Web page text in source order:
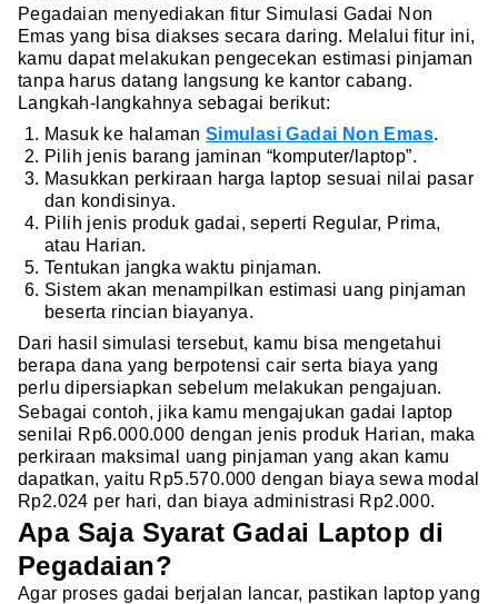
Pegadaian menyediakan fitur Simulasi Gadai Non
Emas yang bisa diakses secara daring. Melalui fitur ini,
kamu dapat melakukan pengecekan estimasi pinjaman
tanpa harus datang langsung ke kantor cabang.
Langkah-langkahnya sebagai berikut:
Masuk ke halaman Simulasi Gadai Non Emas.
Pilih jenis barang jaminan “komputer/laptop”.
Masukkan perkiraan harga laptop sesuai nilai pasar
dan kondisinya.
Pilih jenis produk gadai, seperti Regular, Prima,
atau Harian.
Tentukan jangka waktu pinjaman.
Sistem akan menampilkan estimasi uang pinjaman
beserta rincian biayanya.
Dari hasil simulasi tersebut, kamu bisa mengetahui
berapa dana yang berpotensi cair serta biaya yang
perlu dipersiapkan sebelum melakukan pengajuan.
Sebagai contoh, jika kamu mengajukan gadai laptop
senilai Rp6.000.000 dengan jenis produk Harian, maka
perkiraan maksimal uang pinjaman yang akan kamu
dapatkan, yaitu Rp5.570.000 dengan biaya sewa modal
Rp2.024 per hari, dan biaya administrasi Rp2.000.
Apa Saja Syarat Gadai Laptop di
Pegadaian?
Agar proses gadai berjalan lancar, pastikan laptop yang